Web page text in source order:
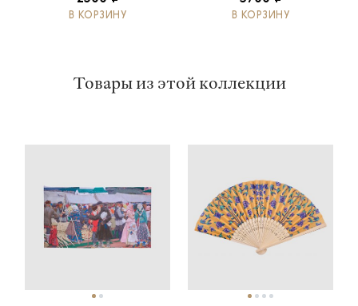
В КОРЗИНУ В КОРЗИНУ
Товары из этой коллекции